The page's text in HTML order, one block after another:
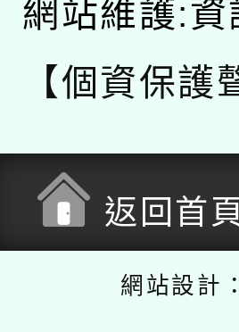
網站維護:資
【個資保護
返回首
網站設計